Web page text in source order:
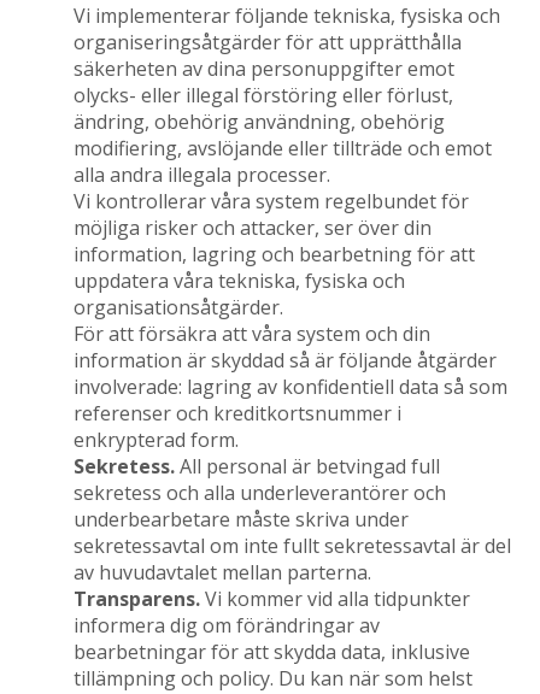
Vi implementerar följande tekniska, fysiska och
organiseringsåtgärder för att upprätthålla
säkerheten av dina personuppgifter emot
olycks- eller illegal förstöring eller förlust,
ändring, obehörig användning, obehörig
modifiering, avslöjande eller tillträde och emot
alla andra illegala processer.
Vi kontrollerar våra system regelbundet för
möjliga risker och attacker, ser över din
information, lagring och bearbetning för att
uppdatera våra tekniska, fysiska och
organisationsåtgärder.
För att försäkra att våra system och din
information är skyddad så är följande åtgärder
involverade: lagring av konfidentiell data så som
referenser och kreditkortsnummer i
enkrypterad form.
Sekretess.All personal är betvingad full
sekretess och alla underleverantörer och
underbearbetare måste skriva under
sekretessavtal om inte fullt sekretessavtal är del
av huvudavtalet mellan parterna.
Transparens.Vi kommer vid alla tidpunkter
informera dig om förändringar av
bearbetningar för att skydda data, inklusive
tillämpning och policy. Du kan när som helst